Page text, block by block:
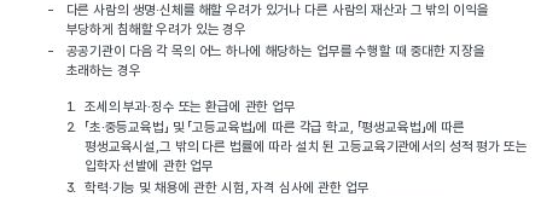
-
다른 사람의 생명·신체를 해할 우려가 있거나 다른 사람의 재산과 그 밖의 이익을
부당하게 침해할 우려가 있는 경우
-
공공기관이 다음 각 목의 어느 하나에 해당하는 업무를 수행할 때 중대한 지장을
초래하는 경우
1. 조세의 부과·징수 또는 환급에 관한 업무
2. 「초·중등교육법」 및 「고등교육법」에 따른 각급 학교, 「평생교육법」에 따른
평생교육시설,그 밖의 다른 법률에 따라 설치 된 고등교육기관에서의 성적 평가 또는
입학자 선발에 관한 업무
3.
학력·기능 및 채용에 관한 시험, 자격 심사에 관한 업무